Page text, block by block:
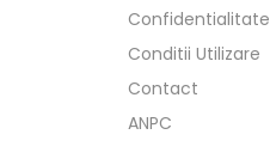
Confidentialitate
Conditii Utilizare
Contact
ANPC